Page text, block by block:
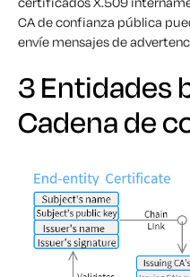
CA de confianza pública
envíe mensajes de
3 Entidades
Cadena de